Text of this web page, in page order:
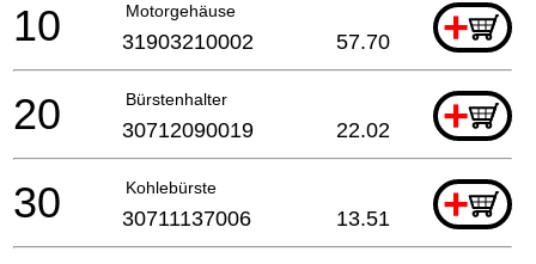
Motorgehäuse +
10 31903210002 57.70
Bürstenhalter +
20 30712090019 22.02
Kohlebürste +
30 30711137006 13.51